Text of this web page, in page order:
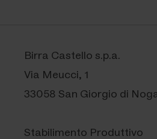
Birra Castello s.p.a.
Via Meucci, 1
33058 San Giorgio di
Stabilimento Produttivo